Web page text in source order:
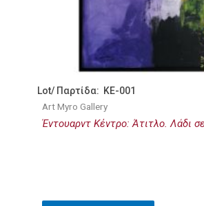
Lot/ Παρτίδα: KE-001
Art Myro Gallery
Έντουαρντ Κέντρο: Άτιτλο. Λάδι